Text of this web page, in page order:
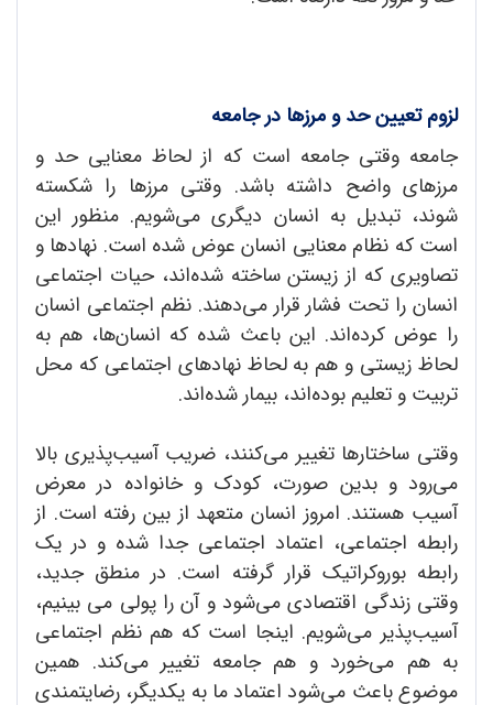
لزوم تعیین حد و مرزها در جامعه
جامعه وقتی جامعه است که از لحاظ معنایی حد و
مرزهای واضح داشته باشد. وقتی مرزها را شکسته
شوند، تبدیل به انسان دیگری می‌شویم. منظور این
است که نظام معنایی انسان عوض شده است. نهادها و
تصاویری که از زیستن ساخته شده‌اند، حیات اجتماعی
انسان را تحت فشار قرار می‌دهند. نظم اجتماعی انسان
را عوض کرده‌اند. این باعث شده که انسان‌ها، هم به
لحاظ زیستی و هم به لحاظ نهادهای اجتماعی که محل
تربیت و تعلیم بوده‌اند، بیمار شده‌‌اند.
وقتی ساختارها تغییر می‌کنند، ضریب آسیب‌پذیری بالا
می‌رود و بدین صورت، کودک و خانواده در معرض
آسیب هستند. امروز انسان متعهد از بین رفته است. از
رابطه اجتماعی، اعتماد اجتماعی جدا شده و در یک
رابطه بوروکراتیک قرار گرفته است. در منطق جدید،
وقتی زندگی اقتصادی می‌شود و آن را پولی می بینیم،
آسیب‌پذیر می‌شویم. اینجا است که هم نظم اجتماعی
به هم می‌خورد و هم جامعه تغییر می‌کند. همین
موضوع باعث می‌شود اعتماد ما به یکدیگر، رضایتمندی